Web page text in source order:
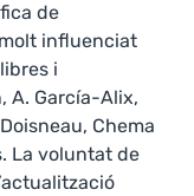
de
influenciat
i
A. García-Alix,
Chema
La voluntat de